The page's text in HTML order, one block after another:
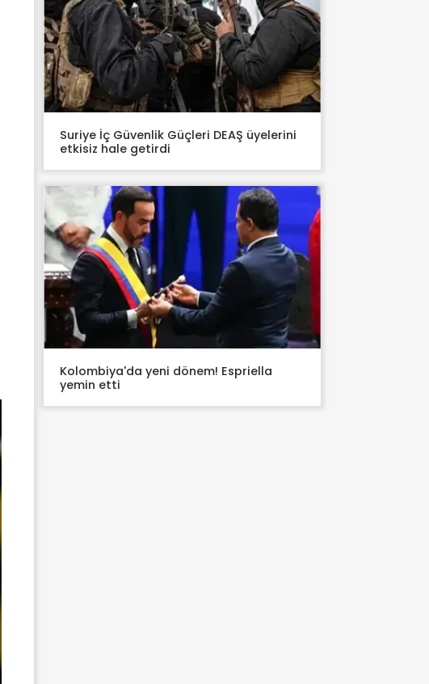
Suriye İç Güvenlik Güçleri DEAŞ üyelerini
etkisiz hale getirdi
Kolombiya'da yeni dönem! Espriella
yemin etti